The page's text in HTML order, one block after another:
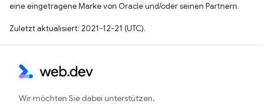
eine eingetragene Marke von Oracle und/oder seinen Partnern.
Zuletzt aktualisiert: 2021-12-21 (UTC).
Wir möchten Sie dabei unterstützen,